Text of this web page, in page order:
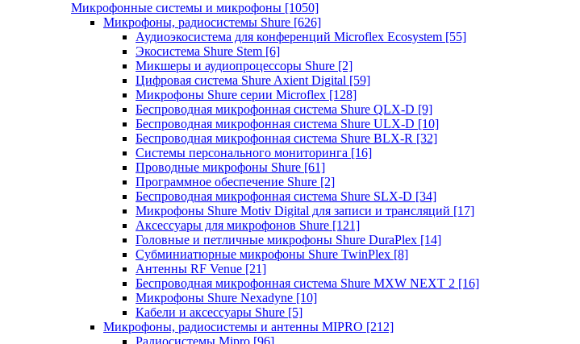
Микрофонные системы и микрофоны [1050]
Микрофоны, радиосистемы Shure [626]
Аудиоэкосистема для конференций Microflex Ecosystem [55]
Экосистема Shure Stem [6]
Микшеры и аудиопроцессоры Shure [2]
Цифровая система Shure Axient Digital [59]
Микрофоны Shure серии Microflex [128]
Беспроводная микрофонная система Shure QLX-D [9]
Беспроводная микрофонная система Shure ULX-D [10]
Беспроводная микрофонная система Shure BLX-R [32]
Системы персонального мониторинга [16]
Проводные микрофоны Shure [61]
Программное обеспечение Shure [2]
Беспроводная микрофонная система Shure SLX-D [34]
Микрофоны Shure Motiv Digital для записи и трансляций [17]
Аксессуары для микрофонов Shure [121]
Головные и петличные микрофоны Shure DuraPlex [14]
Субминиатюрные микрофоны Shure TwinPlex [8]
Антенны RF Venue [21]
Беспроводная микрофонная система Shure MXW NEXT 2 [16]
Микрофоны Shure Nexadyne [10]
Кабели и аксессуары Shure [5]
Микрофоны, радиосистемы и антенны MIPRO [212]
Радиосистемы Mipro [96]